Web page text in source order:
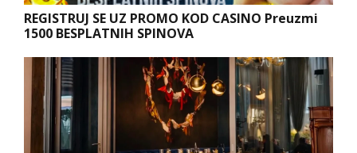
REGISTRUJ SE UZ PROMO KOD CASINO Preuzmi
1500 BESPLATNIH SPINOVA